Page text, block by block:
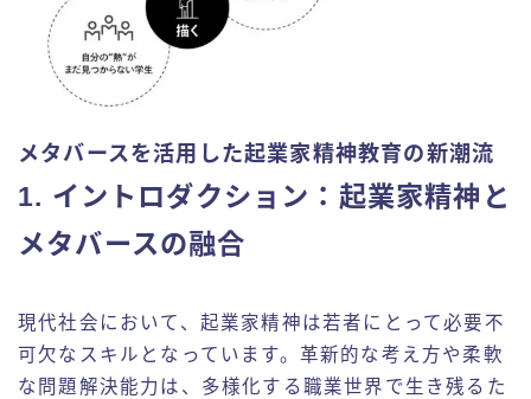
メタバースを活用した起業家精神教育の新潮流
1. イントロダクション：起業家精神と
メタバースの融合
現代社会において、起業家精神は若者にとって必要不
可欠なスキルとなっています。革新的な考え方や柔軟
な問題解決能力は、多様化する職業世界で生き残るた